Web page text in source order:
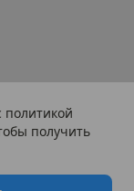
политикой
получить